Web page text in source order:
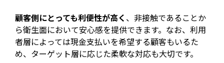
顧客側にとっても利便性が高く 、非接触であることか
ら衛生面において安心感を提供できます。なお、利用
者層によっては現金支払いを希望する顧客もいるた
め、ターゲット層に応じた柔軟な対応も大切です。